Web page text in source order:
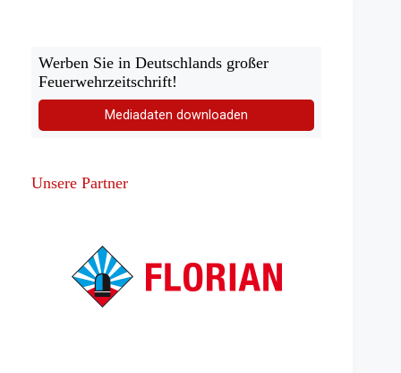
Werben Sie in Deutschlands großer
Feuerwehrzeitschrift!
Mediadaten downloaden
Unsere Partner